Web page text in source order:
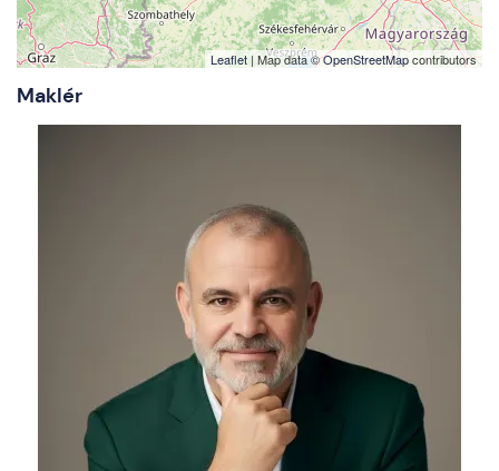
Leaflet | Map data ©OpenStreetMapcontributors
Maklér